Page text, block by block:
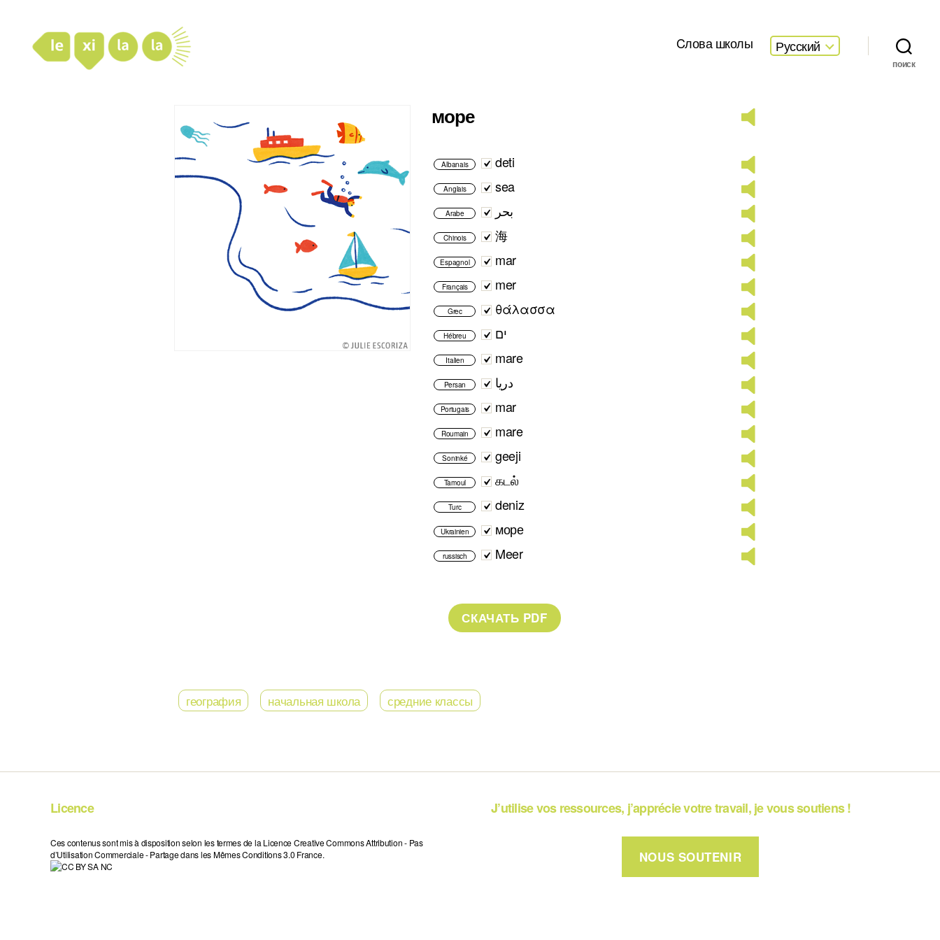
Cлова школы Русский
поиск
море
Albanais deti
Anglais sea
Arabe بحر
Chinois 海
Espagnol mar
Français mer
Grec θάλασσα
Hébreu ים
Italien mare
Persan دریا
Portugais mar
Roumain mare
Soninké geeji
Tamoul கடல்
Turc deniz
Ukrainien море
russisch Meer
география начальная школа средние классы
Licence
Ces contenus sont mis à disposition selon les termes de la Licence Creative Commons Attribution - Pas
d’Utilisation Commerciale - Partage dans les Mêmes Conditions 3.0 France.
J’utilise vos ressources, j’apprécie votre travail, je vous soutiens !
NOUS SOUTENIR